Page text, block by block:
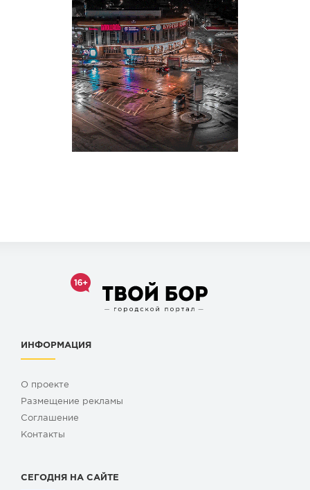
ИНФОРМАЦИЯ
О проекте
Размещение рекламы
Cоглашение
Контакты
СЕГОДНЯ НА САЙТЕ